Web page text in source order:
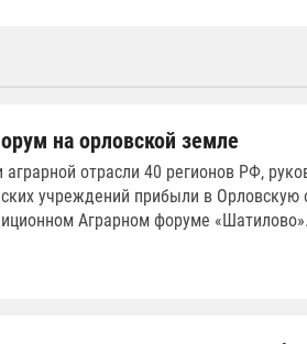
на орловской земле
аграрной отрасли 40 регионов РФ,
учреждений прибыли в Орловскую
Аграрном форуме «Шатилово».